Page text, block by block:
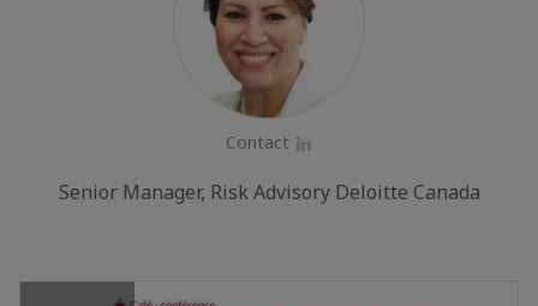
Contact
Senior Manager, Risk Advisory Deloitte Canada